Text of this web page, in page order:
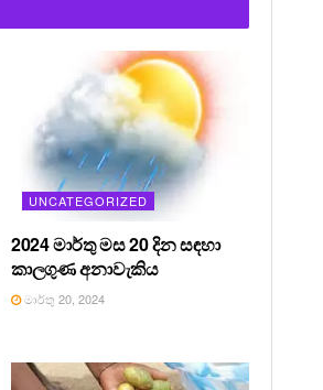
UNCATEGORIZED
2024 මාර්තු මස 20 දින සඳහා
කාලගුණ අනාවැකිය
මාර්තු 20, 2024